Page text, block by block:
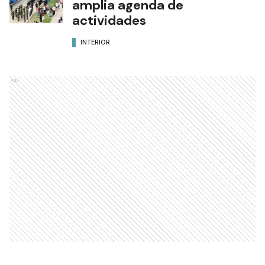
amplia agenda de
actividades
INTERIOR
Ads